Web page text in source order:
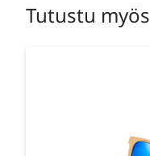
Tutustu myös